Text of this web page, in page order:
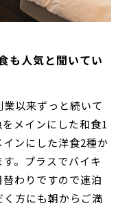
も人気と聞いてい
業以来ずっと続いて
メインにした和食1
ンにした洋食2種か
。プラスでバイキ
わりですので連泊
方にも朝からご満